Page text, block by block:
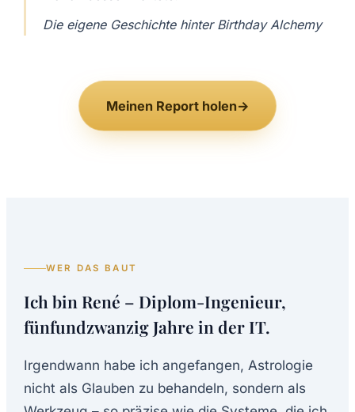
Die eigene Geschichte hinter Birthday Alchemy
Meinen Report holen→
WER DAS BAUT
Ich bin René – Diplom-Ingenieur,
fünfundzwanzig Jahre in der IT.
Irgendwann habe ich angefangen, Astrologie
nicht als Glauben zu behandeln, sondern als